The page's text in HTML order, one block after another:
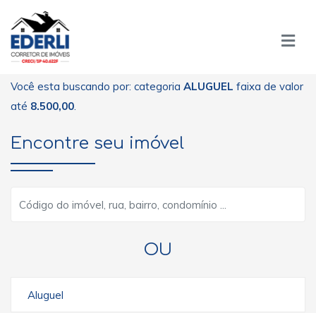
Você esta buscando por: categoria ALUGUEL faixa de valor
até 8.500,00
Encontre seu imóvel
OU
Aluguel